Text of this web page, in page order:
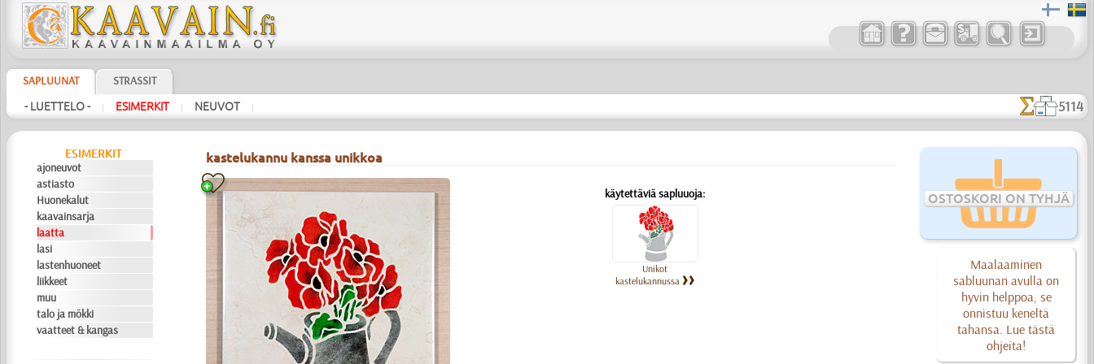
SAPLUUNAT STRASSIT
- LUETTELO - | ESIMERKIT | NEUVOT | 5114
ESIMERKIT
ajoneuvot
astiasto
Huonekalut
kaavainsarja
laatta
lasi
lastenhuoneet
liikkeet
muu
talo ja mökki
vaatteet & kangas
OSTOSKORI ON TYHJÄ
Maalaaminen
sabluunan avulla on
hyvin helppoa, se
onnistuu keneltä
tahansa. Lue tästä
ohjeita!
kastelukannu kanssa unikkoa
käytettäviä sapluuoja:
Unikot
kastelukannussa